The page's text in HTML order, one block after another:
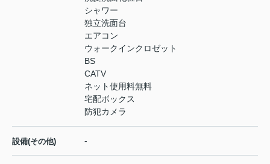
シャワー
独立洗面台
エアコン
ウォークインクロゼット
BS
CATV
ネット使用料無料
宅配ボックス
防犯カメラ
設備(その他) -